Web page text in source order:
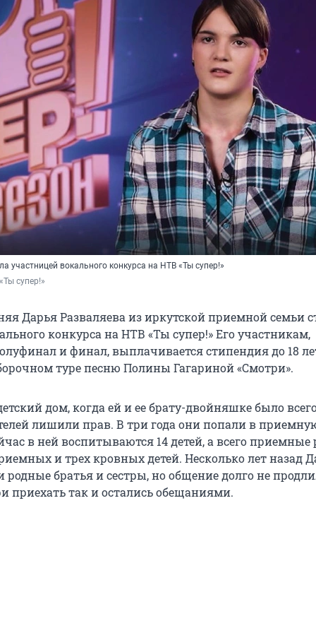
участницей вокального конкурса на НТВ «Ты супер!»
супер!»
Дарья Разваляева из иркутской приемной семьи
конкурса на НТВ «Ты супер!» Его участникам,
и финал, выплачивается стипендия до 18
туре песню Полины Гагариной «Смотри».
дом, когда ей и ее брату-двойняшке было
лишили прав. В три года они попали в
в ней воспитываются 14 детей, а всего приемные
и трех кровных детей. Несколько лет назад
братья и сестры, но общение долго не
приехать так и остались обещаниями.